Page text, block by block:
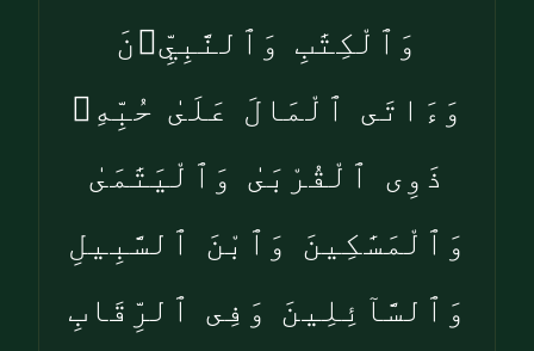
وَٱلْكِتَٰبِ وَٱلنَّبِيِّۦنَ
وَءَاتَى ٱلْمَالَ عَلَىٰ حُبِّهِۦ
ذَوِى ٱلْقُرْبَىٰ وَٱلْيَتَٰمَىٰ
وَٱلْمَسَٰكِينَ وَٱبْنَ ٱلسَّبِيلِ
وَٱلسَّآئِلِينَ وَفِى ٱلرِّقَابِ